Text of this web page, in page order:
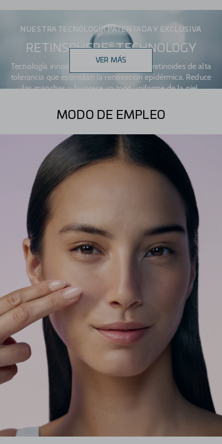
NUESTRA TECNOLOGÍA PATENTADA Y EXCLUSIVA
RETINSPHERE®TECHNOLOGY
Tecnología innovadora que combina dos retinoides de alta
tolerancia que estimulan la renovación epidérmica. Reduce
las manchas y favorece un tono uniforme de la piel.
VER MÁS
MODO DE EMPLEO